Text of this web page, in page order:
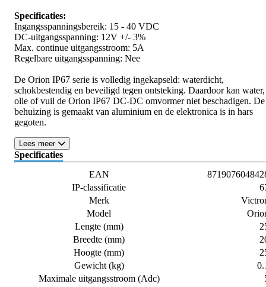
Specificaties:
Ingangsspanningsbereik: 15 - 40 VDC
DC-uitgangsspanning: 12V +/- 3%
Max. continue uitgangsstroom: 5A
Regelbare uitgangsspanning: Nee
De Orion IP67 serie is volledig ingekapseld: waterdicht,
schokbestendig en beveiligd tegen ontsteking. Daardoor kan water,
olie of vuil de Orion IP67 DC-DC omvormer niet beschadigen. De
behuizing is gemaakt van aluminium en de elektronica is in hars
gegoten.
Lees meer
Specificaties
EAN
IP-classificatie
Merk
Model
Lengte (mm)
Breedte (mm)
Hoogte (mm)
Gewicht (kg)
Maximale uitgangsstroom (Adc)